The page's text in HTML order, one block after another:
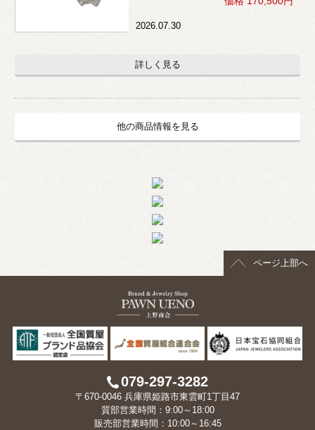
2026.07.30
詳しく見る
他の商品情報を見る
ページ上部へ
079-297-3282
〒670-0046 兵庫県姫路市東雲町1丁目47
質部営業時間：9:00～18:00
販売部営業時間：10:00～16:45